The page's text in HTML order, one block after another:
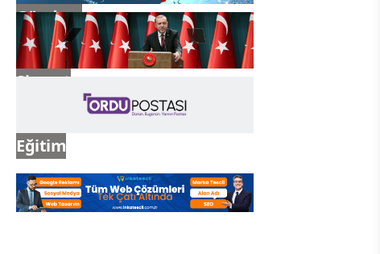
Gündem
Siyaset
Eğitim